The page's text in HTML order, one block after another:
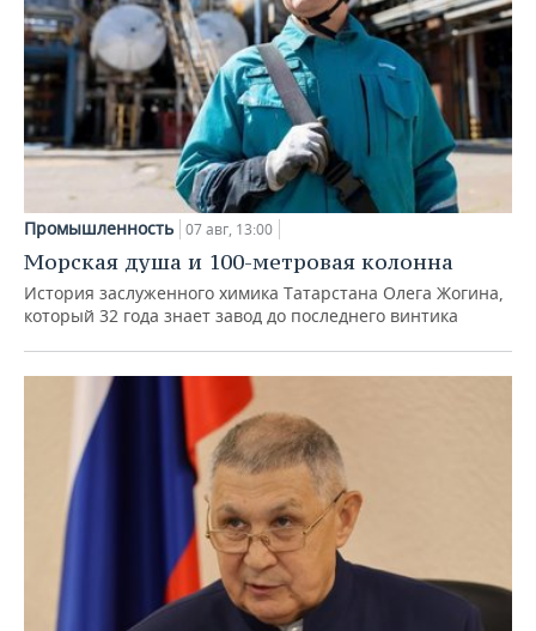
Промышленность 07 авг, 13:00
Морская душа и 100-метровая колонна
История заслуженного химика Татарстана Олега Жогина,
который 32 года знает завод до последнего винтика